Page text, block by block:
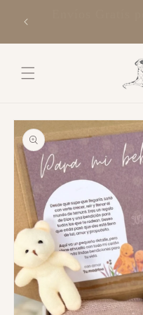
al contenido
directamente
a la
información
del producto